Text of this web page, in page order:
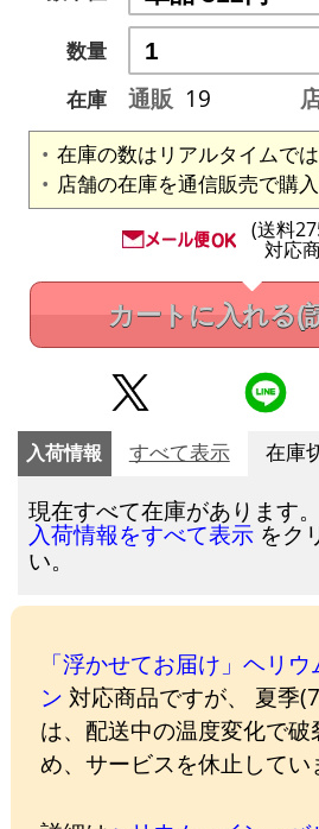
数量
在庫
通販 19
在庫の数はリアルタイムでは
店舗の在庫を通信販売で購入
(送料
対応
カートに入れる(
入荷情報 すべて表示 在庫
現在すべて在庫があります。
入荷情報をすべて表示 をク
い。
「浮かせてお届け」ヘリ
ン 対応商品ですが、 夏季
は、配送中の温度変化で破
め、サービスを休止してい